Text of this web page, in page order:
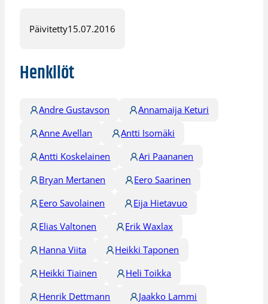
Päivitetty15.07.2016
Henkilöt
Andre Gustavson
Annamaija Keturi
Anne Avellan
Antti Isomäki
Antti Koskelainen
Ari Paananen
Bryan Mertanen
Eero Saarinen
Eero Savolainen
Eija Hietavuo
Elias Valtonen
Erik Waxlax
Hanna Viita
Heikki Taponen
Heikki Tiainen
Heli Toikka
Henrik Dettmann
Jaakko Lammi